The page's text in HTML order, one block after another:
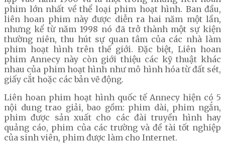
phim lớn nhất về thể loại phim hoạt hình. Ban đầu,
liên hoan phim này được diễn ra hai năm một lần,
nhưng kể từ năm 1998 nó đã trở thành một sự kiện
thường niên, thu hút sự quan tâm của các nhà làm
phim hoạt hình trên thế giới. Đặc biệt, Liên hoan
phim Annecy này còn giới thiệu các kỹ thuật khác
nhau của phim hoạt hình như mô hình hóa từ đất sét,
giấy cắt hoặc các bản vẽ động.
Liên hoan phim hoạt hình quốc tế Annecy hiện có 5
nội dung trao giải, bao gồm: phim dài, phim ngắn,
phim được sản xuất cho các đài truyền hình hay
quảng cáo, phim của các trường và đề tài tốt nghiệp
của sinh viên, phim được làm cho Internet.